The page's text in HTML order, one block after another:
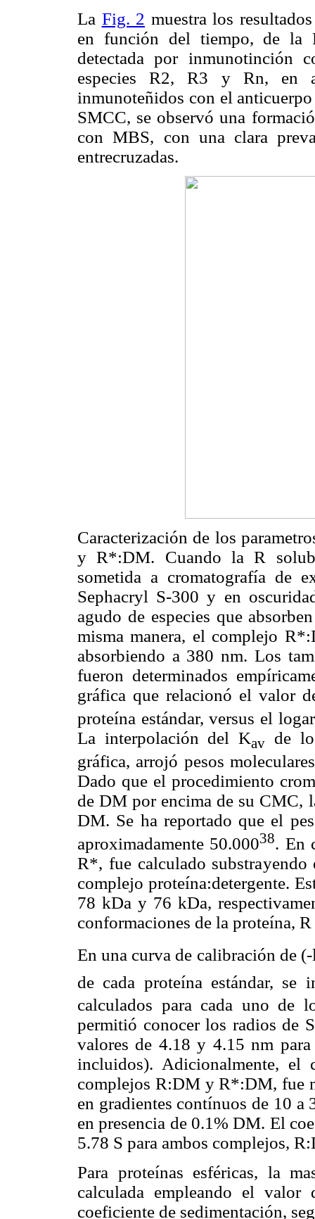
La Fig. 2 muestra los
en función del tiempo, de la
detectada por inmunotinción
especies R2, R3 y Rn, en
inmunoteñidos con el
SMCC, se observó una
con MBS, con una clara
entrecruzadas.
Caracterización de los
y R*:DM. Cuando la R
sometida a cromatografía de
Sephacryl S-300 y en
agudo de especies que
misma manera, el complejo
absorbiendo a 380 nm. Los
fueron determinados
gráfica que relacionó el valor
proteína estándar, versus el
La interpolación del Kav
de
gráfica, arrojó pesos
Dado que el procedimiento
de DM por encima de su CMC,
DM. Se ha reportado que el
aproximadamente 50.00038. En
R*, fue calculado
complejo proteína:detergente.
78 kDa y 76 kDa,
conformaciones de la proteína,
En una curva de calibración de
de cada proteína estándar,
calculados para cada uno
permitió conocer los radios de
valores de 4.18 y 4.15 nm
incluidos). Adicionalmente, el
complejos R:DM y R*:DM, fue
en gradientes contínuos de 10 a
en presencia de 0.1% DM. El
5.78 S para ambos complejos,
Para proteínas esféricas, la
calculada empleando el
coeficiente de sedimentación,